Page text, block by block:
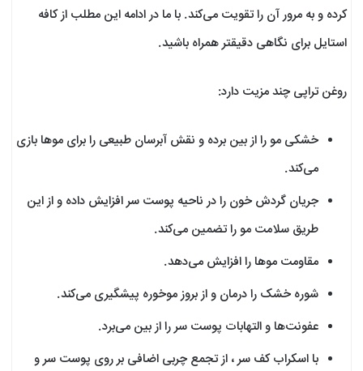
کرده و به مرور آن را تقویت می‌کند. با ما در ادامه این مطلب از کافه
استایل برای نگاهی دقیقتر همراه باشید.
روغن ‌تراپی چند مزیت دارد:
خشکی مو را از بین برده و نقش آبرسان طبیعی را برای موها بازی
می‌کند.
جریان گردش خون را در ناحیه پوست سر افزایش داده و از این
طریق سلامت مو را تضمین می‌کند.
مقاومت موها را افزایش می‌دهد.
شوره خشک را درمان و از بروز موخوره پیشگیری می‌کند.
عفونت‌ها و التهابات پوست سر را از بین می‌برد.
با اسکراب کف سر ، از تجمع چربی اضافی بر روی پوست سر و